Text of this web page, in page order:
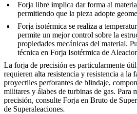
Forja libre implica dar forma al
permitiendo que la pieza adopte
Forja isotérmica se realiza a
permite un mejor control sobre la
propiedades mecánicas del material.
técnica en Forja Isotérmica de
La forja de precisión es particularmente
requieren alta resistencia y resistencia a la
proyectiles perforantes de blindaje,
militares y álabes de turbinas de gas. Para
precisión, consulte Forja en Bruto de
de Superaleaciones.